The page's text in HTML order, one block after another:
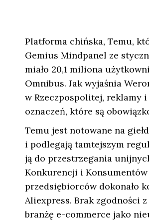
Platforma chińska, Temu,
Gemius Mindpanel ze
miało 20,1 miliona
Omnibus. Jak wyjaśnia
w Rzeczpospolitej, reklamy
oznaczeń, które są
Temu jest notowane na
i podlegają tamtejszym
ją do przestrzegania
Konkurencji i
przedsiębiorców dokonało
Aliexpress. Brak zgodności
branżę e-commerce jako